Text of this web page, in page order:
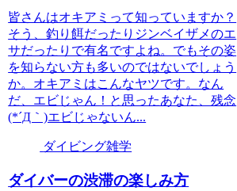
皆さんはオキアミって知っていますか？
そう、釣り餌だったりジンベイザメのエ
サだったりで有名ですよね。でもその姿
を知らない方も多いのではないでしょう
か。オキアミはこんなヤツです。なん
だ、エビじゃん！と思ったあなた、残念
(*´Д｀)エビじゃないん...
ダイビング雑学
ダイバーの渋滞の楽しみ方